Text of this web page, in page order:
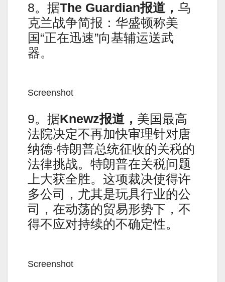
8。据The Guardian报道， 乌
克兰战争简报：华盛顿称美
国“正在迅速”向基辅运送武
器。
Screenshot
9。据Knewz报道， 美国最高
法院决定不再加快审理针对唐
纳德·特朗普总统征收的关税的
法律挑战。特朗普在关税问题
上大获全胜。这项裁决使得许
多公司，尤其是玩具行业的公
司，在动荡的贸易形势下，不
得不应对持续的不确定性。
Screenshot